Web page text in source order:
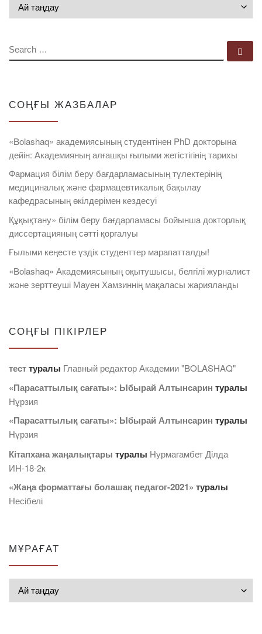
SEARCH
СОҢҒЫ ЖАЗБАЛАР
«Bolashaq» академиясының студентінен PhD докторына
дейін: Академияның алғашқы ғылыми жетістігінің тарихы
Фармация білім беру бағдарламасының түлектерінің
медициналық және фармацевтикалық бақылау
кафедрасының өкілдерімен кездесуі
Құқықтану» білім беру бағдарламасы бойынша докторлық
диссертацияның сәтті қорғалуы
Ғылыми кеңесте үздік студенттер марапатталды!
«Bolashaq» Академиясының оқытушысы, белгілі журналист
және зерттеуші Мауен Хамзиннің мақаласы жарияланды
СОҢҒЫ ПІКІРЛЕР
тесттуралы Главный редактор Академии "BOLASHAQ"
«Парасаттылық сағаты»: Ыбырай Алтынсарин туралы
Нұрзия
«Парасаттылық сағаты»: Ыбырай Алтынсарин туралы
Нұрзия
Кітапхана жаңалықтары туралы Нурмагамбет Дiлда
ИН-18-2к
«Жаңа форматтағы болашақ педагог-2021» туралы
Несібелі
МҰРАҒАТ